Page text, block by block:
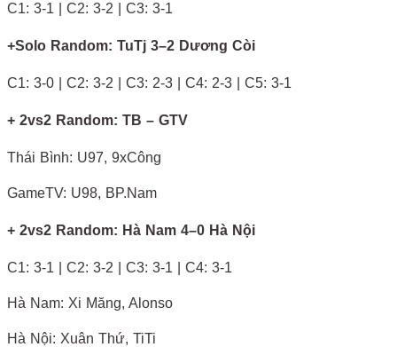
C1: 3-1 | C2: 3-2 | C3: 3-1
+Solo Random: TuTj 3–2 Dương Còi
C1: 3-0 | C2: 3-2 | C3: 2-3 | C4: 2-3 | C5: 3-1
+ 2vs2 Random: TB – GTV
Thái Bình: U97, 9xCông
GameTV: U98, BP.Nam
+ 2vs2 Random: Hà Nam 4–0 Hà Nội
C1: 3-1 | C2: 3-2 | C3: 3-1 | C4: 3-1
Hà Nam: Xi Măng, Alonso
Hà Nội: Xuân Thứ, TiTi